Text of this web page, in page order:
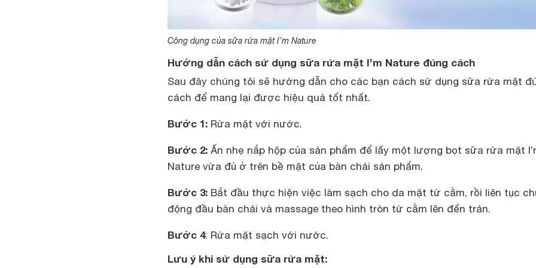
Công dụng của sữa rửa mặt I’m Nature
Hướng dẫn cách sử dụng sữa rửa mặt I’m Nature đúng cách
Sau đây chúng tôi sẽ hướng dẫn cho các bạn cách sử dụng sữa rửa mặt
cách để mang lại được hiệu quả tốt nhất.
Bước 1: Rửa mặt với nước.
Bước 2: Ấn nhẹ nắp hộp của sản phẩm để lấy một lượng bọt sữa rửa mặt
Nature vừa đủ ở trên bề mặt của bàn chải sản phẩm.
Bước 3: Bắt đầu thực hiện việc làm sạch cho da mặt từ cằm, rồi liên tục
động đầu bàn chải và massage theo hình tròn từ cằm lên đến trán.
Bước 4: Rửa mặt sạch với nước.
Lưu ý khi sử dụng sữa rửa mặt: